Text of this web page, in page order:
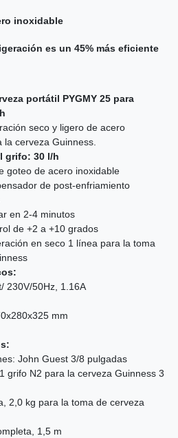
inoxidable
es un 45% más eficiente
portátil PYGMY 25 para
seco y ligero de acero
la cerveza Guinness.
grifo: 30 l/h
goteo de acero inoxidable
de post-enfriamiento
en 2-4 minutos
de +2 a +10 grados
en seco 1 línea para la toma
230V/50Hz, 1.16A
mm
John Guest 3/8 pulgadas
grifo N2 para la cerveza Guinness 3
2,0 kg para la toma de cerveza
1,5 m